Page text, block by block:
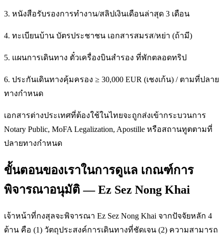
3. หนังสือรับรองการทำงาน/สลิปเงินเดือนล่าสุด 3 เดือน
4. ทะเบียนบ้าน บัตรประชาชน เอกสารสมรส/หย่า (ถ้ามี)
5. แผนการเดินทาง ตั๋วเครื่องบินสำรอง ที่พักตลอดทริป
6. ประกันเดินทางคุ้มครอง ≥ 30,000 EUR (เชงเก้น) / ตามที่ปลาย
ทางกำหนด
เอกสารต่างประเทศที่ต้องใช้ในไทยจะถูกส่งเข้ากระบวนการ
Notary Public, MoFA Legalization, Apostille หรือสถานทูตตามที่
ปลายทางกำหนด
ขั้นตอนของเราในการดูแล เกณฑ์การ
พิจารณาอนุมัติ — Ez Sez Nong Khai
เจ้าหน้าที่กงสุลจะพิจารณา Ez Sez Nong Khai จากปัจจัยหลัก 4
ด้าน คือ (1) วัตถุประสงค์การเดินทางที่ชัดเจน (2) ความสามารถ